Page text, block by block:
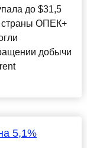
до $31,5
страны ОПЕК+
добычи
5,1%